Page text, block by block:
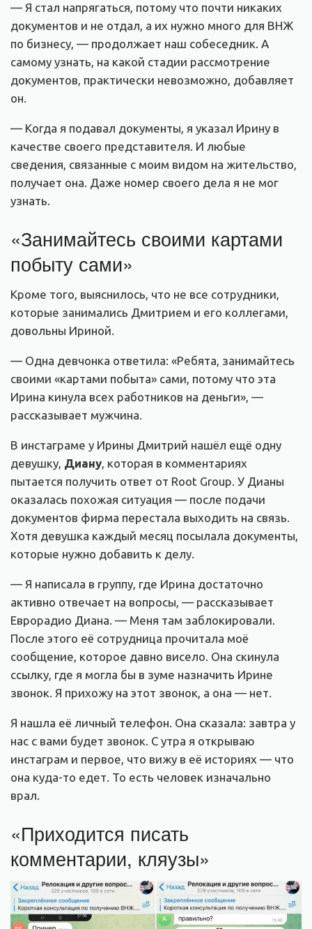
— Я стал напрягаться, потому что почти никаких
документов и не отдал, а их нужно много для ВНЖ
по бизнесу, — продолжает наш собеседник. А
самому узнать, на какой стадии рассмотрение
документов, практически невозможно, добавляет
он.
— Когда я подавал документы, я указал Ирину в
качестве своего представителя. И любые
сведения, связанные с моим видом на жительство,
получает она. Даже номер своего дела я не мог
узнать.
«Занимайтесь своими картами
побыту сами»
Кроме того, выяснилось, что не все сотрудники,
которые занимались Дмитрием и его коллегами,
довольны Ириной.
— Одна девчонка ответила: «Ребята, занимайтесь
своими «картами побыта» сами, потому что эта
Ирина кинула всех работников на деньги», —
рассказывает мужчина.
В инстаграме у Ирины Дмитрий нашёл ещё одну
девушку, Диану, которая в комментариях
пытается получить ответ от Root Group. У Дианы
оказалась похожая ситуация — после подачи
документов фирма перестала выходить на связь.
Хотя девушка каждый месяц посылала документы,
которые нужно добавить к делу.
— Я написала в группу, где Ирина достаточно
активно отвечает на вопросы, — рассказывает
Еврорадио Диана. — Меня там заблокировали.
После этого её сотрудница прочитала моё
сообщение, которое давно висело. Она скинула
ссылку, где я могла бы в зуме назначить Ирине
звонок. Я прихожу на этот звонок, а она — нет.
Я нашла её личный телефон. Она сказала: завтра у
нас с вами будет звонок. С утра я открываю
инстаграм и первое, что вижу в её историях — что
она куда-то едет. То есть человек изначально
врал.
«Приходится писать
комментарии, кляузы»